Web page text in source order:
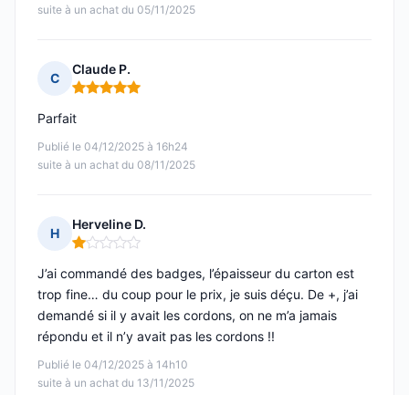
suite à un achat du 05/11/2025
C
Claude P.
Note : 5 sur 5
Publié le 04/12/2025 à 16h24
suite à un achat du 08/11/2025
Parfait
H
Herveline D.
Note : 1 sur 5
Publié le 04/12/2025 à 14h10
suite à un achat du 13/11/2025
J’ai commandé des badges, l’épaisseur du carton est
trop fine… du coup pour le prix, je suis déçu. De +, j’ai
demandé si il y avait les cordons, on ne m’a jamais
répondu et il n’y avait pas les cordons !!